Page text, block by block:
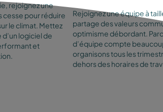
rejoignez une
cesse pour réduire
le climat. Mettez
logiciel de
et
Rejoignez une équipe à
partage des valeurs
optimisme débordant.
d’équipe compte
organisons tous les
dehors des horaires de